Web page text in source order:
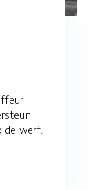
de werf.